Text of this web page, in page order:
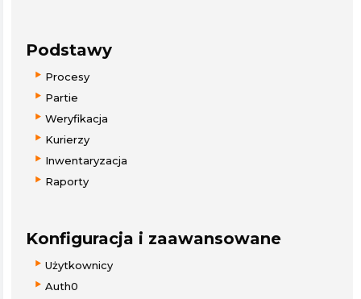
Podstawy
Procesy
Partie
Weryfikacja
Kurierzy
Inwentaryzacja
Raporty
Konfiguracja i zaawansowane
Użytkownicy
Auth0